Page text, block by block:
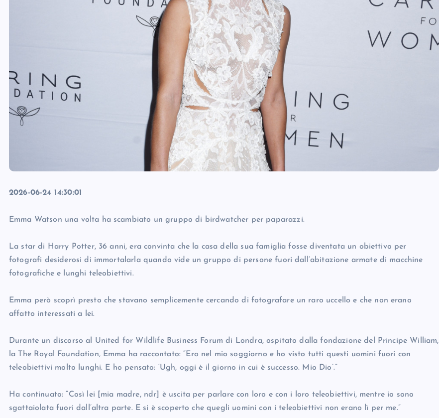
2026-06-24 14:30:01
Emma Watson una volta ha scambiato un gruppo di birdwatcher per paparazzi.
La star di Harry Potter, 36 anni, era convinta che la casa della sua famiglia fosse diventata un obiettivo per
fotografi desiderosi di immortalarla quando vide un gruppo di persone fuori dall’abitazione armate di macchine
fotografiche e lunghi teleobiettivi.
Emma però scoprì presto che stavano semplicemente cercando di fotografare un raro uccello e che non erano
affatto interessati a lei.
Durante un discorso al United for Wildlife Business Forum di Londra, ospitato dalla fondazione del Principe William,
la The Royal Foundation, Emma ha raccontato: “Ero nel mio soggiorno e ho visto tutti questi uomini fuori con
teleobiettivi molto lunghi. E ho pensato: ‘Ugh, oggi è il giorno in cui è successo. Mio Dio’.”
Ha continuato: “Così lei [mia madre, ndr] è uscita per parlare con loro e con i loro teleobiettivi, mentre io sono
sgattaiolata fuori dall’altra parte. E si è scoperto che quegli uomini con i teleobiettivi non erano lì per me.”